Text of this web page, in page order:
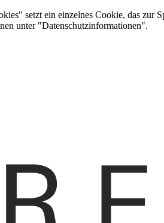
setzt ein einzelnes Cookie, das zur
unter "Datenschutzinformationen".